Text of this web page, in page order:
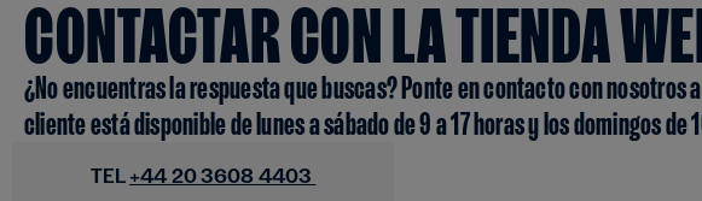
CONTACTAR CON LA TIENDA
¿No encuentras la respuesta que buscas? Ponte en contacto con
cliente está disponible de lunes a sábado de 9 a 17 horas y los domingos de
TEL +44 20 3608 4403